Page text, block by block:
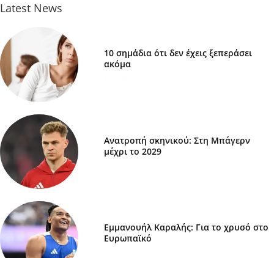
Latest News
10 σημάδια ότι δεν έχεις ξεπεράσει
ακόμα
Ανατροπή σκηνικού: Στη Μπάγερν
μέχρι το 2029
Εμμανουήλ Καραλής: Για το χρυσό στο
Ευρωπαϊκό